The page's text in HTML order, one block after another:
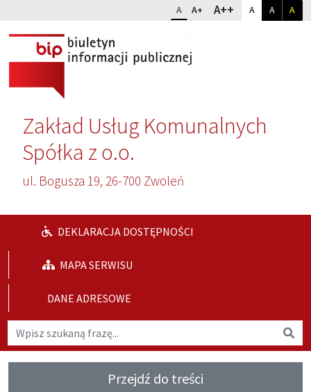
Zmień rozmiar czcionki
A rozmiar standardowy
A+ rozmiar powiększony
A++rozmiar
Dopasuj
A kontrast
A A
Zakład Usług Komunalnych
Spółka z o.o.
ul. Bogusza 19, 26-700 Zwoleń
DEKLARACJA DOSTĘPNOŚCI
MAPA SERWISU
DANE ADRESOWE
Wyszukaj na stronie
Przejdź do treści